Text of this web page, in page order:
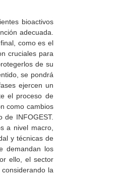
bioactivos
adecuada.
como es el
cruciales para
de su
se pondrá
ejercen un
el proceso de
como cambios
de INFOGEST.
a nivel macro,
y técnicas de
demandan los
ello, el sector
la